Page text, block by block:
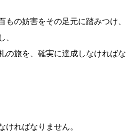
の妨害をその足元に踏みつけ、
、
の旅を、確実に達成しなければな
ればなりません。